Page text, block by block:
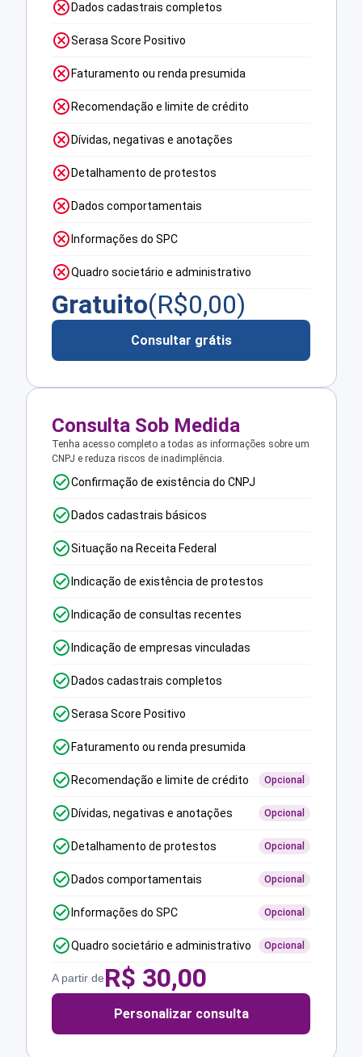
Dados cadastrais completos
Serasa Score Positivo
Faturamento ou renda presumida
Recomendação e limite de crédito
Dívidas, negativas e anotações
Detalhamento de protestos
Dados comportamentais
Informações do SPC
Quadro societário e administrativo
Gratuito(R$0,00)
Consultar grátis
Consulta Sob Medida
Tenha acesso completo a todas as informações sobre um
CNPJ e reduza riscos de inadimplência.
Confirmação de existência do CNPJ
Dados cadastrais básicos
Situação na Receita Federal
Indicação de existência de protestos
Indicação de consultas recentes
Indicação de empresas vinculadas
Dados cadastrais completos
Serasa Score Positivo
Faturamento ou renda presumida
Recomendação e limite de crédito Opcional
Dívidas, negativas e anotações Opcional
Detalhamento de protestos Opcional
Dados comportamentais Opcional
Informações do SPC Opcional
Quadro societário e administrativo Opcional
A partir deR$ 30,00
Personalizar consulta